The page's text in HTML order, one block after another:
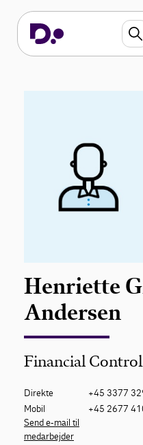
Henriette
Andersen
Financial
Direkte
+45 3377
Mobil
+45 2677
Send e-mail til
medarbejder